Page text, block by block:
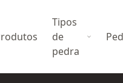
Tipos
de
pedra